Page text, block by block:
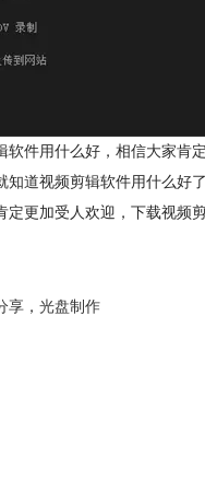
件用什么好，相信大家肯
道视频剪辑软件用什么好了
更加受人欢迎，下载视频
享 ， 光盘制作